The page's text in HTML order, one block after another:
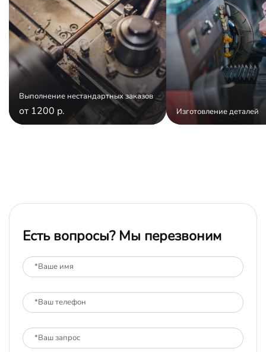
Выполнение нестандартных заказов
от 1200 р. Изготовление деталей
Есть вопросы? Мы перезвоним